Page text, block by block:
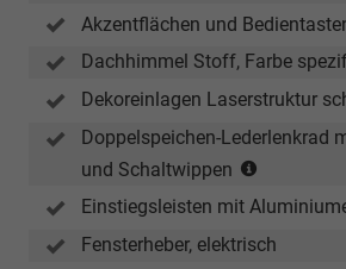
Akzentflächen und
Dachhimmel Stoff, Farbe
Dekoreinlagen Laserstruktur
Doppelspeichen-Lederlenkrad
und Schaltwippen
in
Verbindung
Einstiegsleisten mit
Fensterheber, elektrisch